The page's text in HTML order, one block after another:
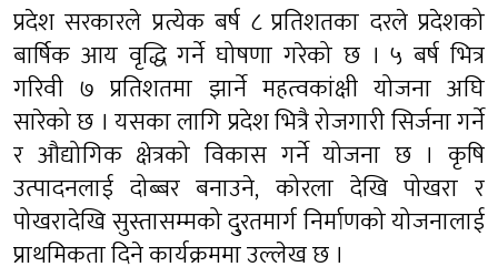
प्रदेश सरकारले प्रत्येक बर्ष ८ प्रतिशतका दरले प्रदेशको
बार्षिक आय वृद्धि गर्ने घोषणा गरेको छ । ५ बर्ष भित्र
गरिवी ७ प्रतिशतमा झार्ने महत्वकांक्षी योजना अघि
सारेको छ । यसका लागि प्रदेश भित्रै रोजगारी सिर्जना गर्ने
र औद्योगिक क्षेत्रको विकास गर्ने योजना छ । कृषि
उत्पादनलाई दोब्बर बनाउने, कोरला देखि पोखरा र
पोखरादेखि सुस्तासम्मको दु्रतमार्ग निर्माणको योजनालाई
प्राथमिकता दिने कार्यक्रममा उल्लेख छ ।